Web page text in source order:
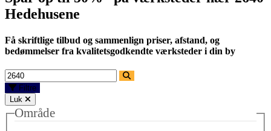
Hedehusene
Få skriftlige tilbud og sammenlign priser, afstand, og
bedømmelser fra kvalitetsgodkendte værksteder i din by
Filtre
Luk
Område